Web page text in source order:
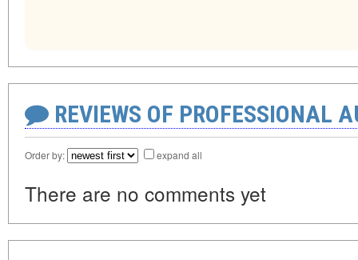
REVIEWS OF PROFESSIONAL
Order by: expand all
There are no comments yet